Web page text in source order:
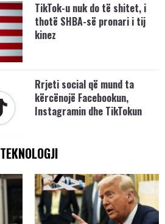
TikTok-u nuk do të shitet, i
thotë SHBA-së pronari i tij
kinez
Rrjeti social që mund ta
kërcënojë Facebookun,
Instagramin dhe TikTokun
TEKNOLOGJI